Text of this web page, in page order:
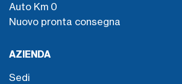
Auto Km 0
Nuovo pronta consegna
AZIENDA
Sedi